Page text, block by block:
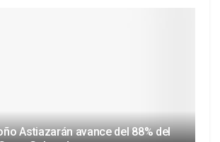
Astiazarán avance del 88% del